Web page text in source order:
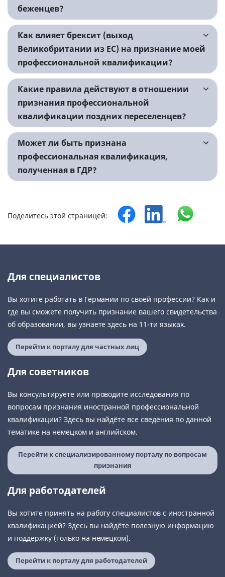
беженцев?
Как влияет брексит (выход
Великобритании из ЕС) на признание моей
профессиональной квалификации?
Какие правила действуют в отношении
признания профессиональной
квалификации поздних переселенцев?
Может ли быть признана
профессиональная квалификация,
полученная в ГДР?
Поделитесь этой страницей:
Для специалистов
Вы хотите работать в Германии по своей профессии? Как и
где вы сможете получить признание вашего свидетельства
об образовании, вы узнаете здесь на 11-ти языках.
Перейти к порталу для частных лиц
Для советников
Вы консультируете или проводите исследования по
вопросам признания иностранной профессиональной
квалификации? Здесь вы найдёте все сведения по данной
тематике на немецком и английском.
Перейти к специализированному порталу по вопросам
признания
Для работодателей
Вы хотите принять на работу специалистов с иностранной
квалификацией? Здесь вы найдёте полезную информацию
и поддержку (только на немецком).
Перейти к порталу для работодателей